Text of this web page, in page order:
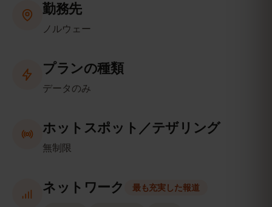
勤務先
ノルウェー
プランの種類
データのみ
ホットスポット／テザリング
無制限
ネットワーク 最も充実した報道